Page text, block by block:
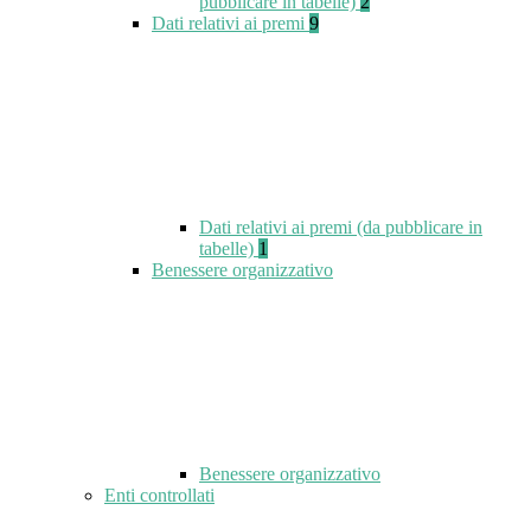
Dati relativi ai premi 9
Dati relativi ai premi (da pubblicare in
tabelle) 1
Benessere organizzativo
Benessere organizzativo
Enti controllati